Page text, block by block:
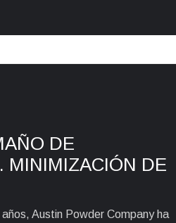
DE
MINIMIZACIÓN DE
Austin Powder Company ha